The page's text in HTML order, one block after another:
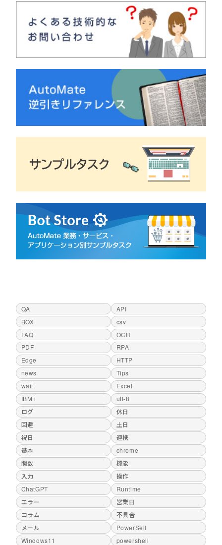
QA
API
BOX
csv
FAQ
OCR
PDF
RPA
Edge
HTTP
news
Tips
wait
Excel
IBM i
utf-8
ログ
休日
回避
土日
祝日
連携
基本
chrome
関数
機能
入力
操作
ChatGPT
Runtime
エラー
営業日
コラム
不具合
メール
PowerSell
Windows11
powershell